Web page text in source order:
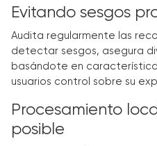
Evitando sesgos
Audita regularmente las
detectar sesgos, asegura
basándote en
usuarios control sobre su
Procesamiento
posible